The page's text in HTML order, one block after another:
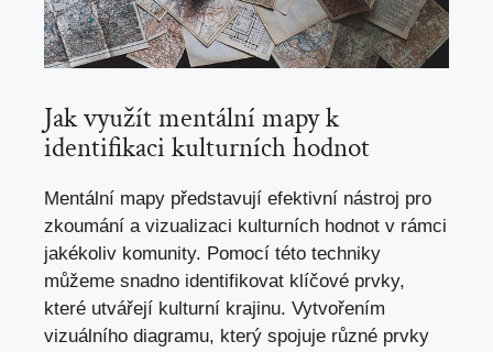
Jak využít mentální mapy k
identifikaci kulturních hodnot
Mentální mapy představují efektivní nástroj pro
zkoumání a vizualizaci kulturních hodnot v rámci
jakékoliv komunity. Pomocí této techniky
můžeme snadno identifikovat klíčové prvky,
které utvářejí kulturní krajinu. Vytvořením
vizuálního diagramu, který spojuje různé prvky